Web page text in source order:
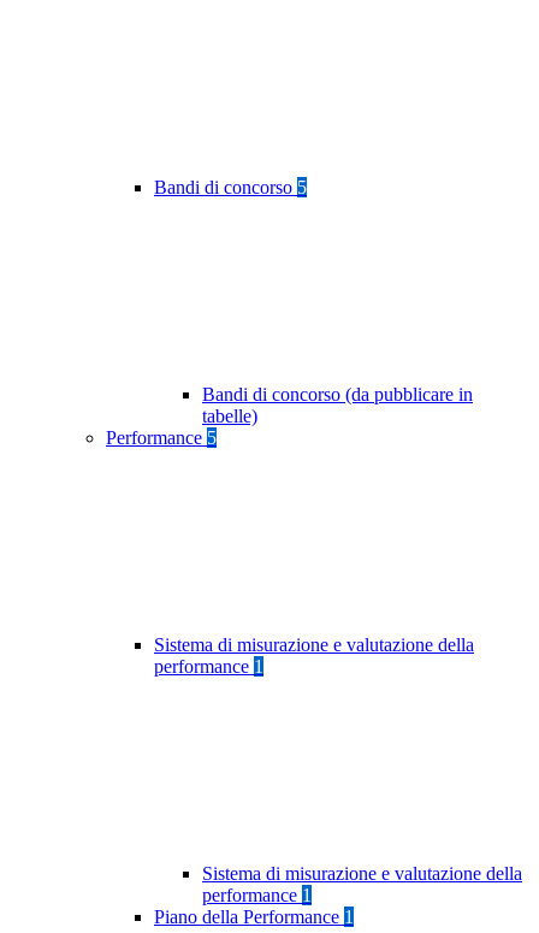
Bandi di concorso 5
Bandi di concorso (da pubblicare in
tabelle)
Performance 5
Sistema di misurazione e valutazione della
performance 1
Sistema di misurazione e valutazione della
performance 1
Piano della Performance 1